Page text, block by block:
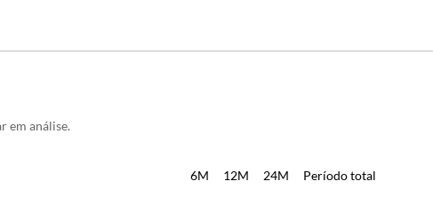
em análise.
6M 12M 24M Período total